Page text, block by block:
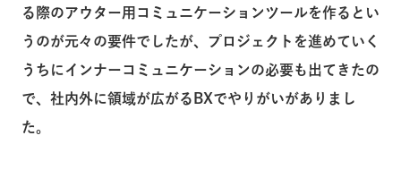
る際のアウター用コミュニケーションツールを作るとい
うのが元々の要件でしたが、プロジェクトを進めていく
うちにインナーコミュニケーションの必要も出てきたの
で、社内外に領域が広がるBXでやりがいがありまし
た。